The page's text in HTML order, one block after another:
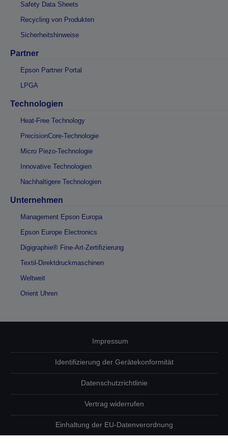
Safety Data Sheets
Recycling von Produkten
Sicherheitshinweise
Partner
Epson Partner Portal
LPGA
Technologien
Heat-Free Technology
PrecisionCore-Technologie
Micro Piezo-Technologie
Innovative Technologien
Nachhaltigere Technologien
Unternehmen
Management Epson Europa
Epson Europe Electronics
Digigraphie® Fine-Art-Zertifizierung
Textil-Direktdruckmaschinen
Weltweit
Orient Uhren
Impressum
Identifizierung der Gerätekonformität
Datenschutzrichtlinie
Vertrag widerrufen
Einhaltung der EU-Datenverordnung